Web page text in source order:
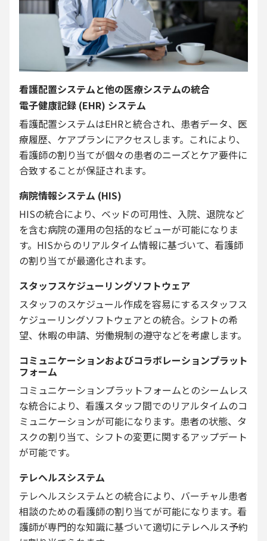
看護配置システムと他の医療システムの統合
電子健康記録 (EHR) システム
看護配置システムはEHRと統合され、患者データ、医
療履歴、ケアプランにアクセスします。これにより、
看護師の割り当てが個々の患者のニーズとケア要件に
合致することが保証されます。
病院情報システム (HIS)
HISの統合により、ベッドの可用性、入院、退院など
を含む病院の運用の包括的なビューが可能になりま
す。HISからのリアルタイム情報に基づいて、看護師
の割り当てが最適化されます。
スタッフスケジューリングソフトウェア
スタッフのスケジュール作成を容易にするスタッフス
ケジューリングソフトウェアとの統合。シフトの希
望、休暇の申請、労働規制の遵守などを考慮します。
コミュニケーションおよびコラボレーションプラット
フォーム
コミュニケーションプラットフォームとのシームレス
な統合により、看護スタッフ間でのリアルタイムのコ
ミュニケーションが可能になります。患者の状態、タ
スクの割り当て、シフトの変更に関するアップデート
が可能です。
テレヘルスシステム
テレヘルスシステムとの統合により、バーチャル患者
相談のための看護師の割り当てが可能になります。看
護師が専門的な知識に基づいて適切にテレヘルス予約